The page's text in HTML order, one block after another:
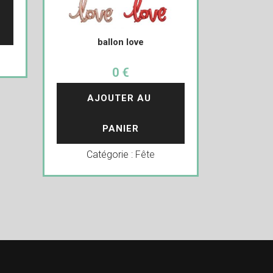
ballon love
0 €
AJOUTER AU
PANIER
Catégorie : Fête